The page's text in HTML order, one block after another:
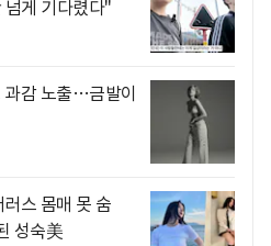
넘게 기다렸다"
과감 노출…금발이
스 몸매 못 숨
성숙美